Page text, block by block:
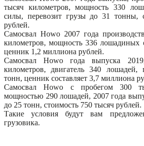
тысяч километров, мощность 330
силы, перевозит грузы до 31 тонны,
рублей.
Самосвал Howo 2007 года
километров, мощность 336 лошадиных
ценник 1,2 миллиона рублей.
Самосвал Howo года выпуска
километров, двигатель 340 лошадей,
тонн, ценник составляет 3,7 миллиона
Самосвал Howo с пробегом 300
мощностью 290 лошадей, 2007 года
до 25 тонн, стоимость 750 тысяч рублей.
Такие условия будут вам
грузовика.